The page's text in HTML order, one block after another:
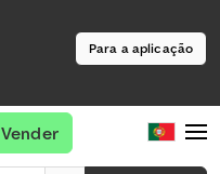
Para a aplicação
Vender